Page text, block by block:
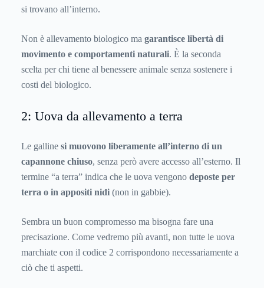
si trovano all’interno.
Non è allevamento biologico ma garantisce libertà di
movimento e comportamenti naturali. È la seconda
scelta per chi tiene al benessere animale senza sostenere i
costi del biologico.
2: Uova da allevamento a terra
Le galline si muovono liberamente all’interno di un
capannone chiuso, senza però avere accesso all’esterno. Il
termine “a terra” indica che le uova vengono deposte per
terra o in appositi nidi (non in gabbie).
Sembra un buon compromesso ma bisogna fare una
precisazione. Come vedremo più avanti, non tutte le uova
marchiate con il codice 2 corrispondono necessariamente a
ciò che ti aspetti.